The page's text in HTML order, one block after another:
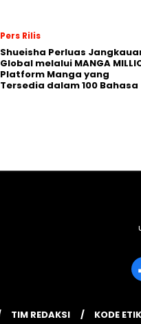
Pers Rilis
Shueisha Perluas
Global melalui MANGA
Platform Manga yang
Tersedia dalam 100 Bahasa
TIM REDAKSI KODE